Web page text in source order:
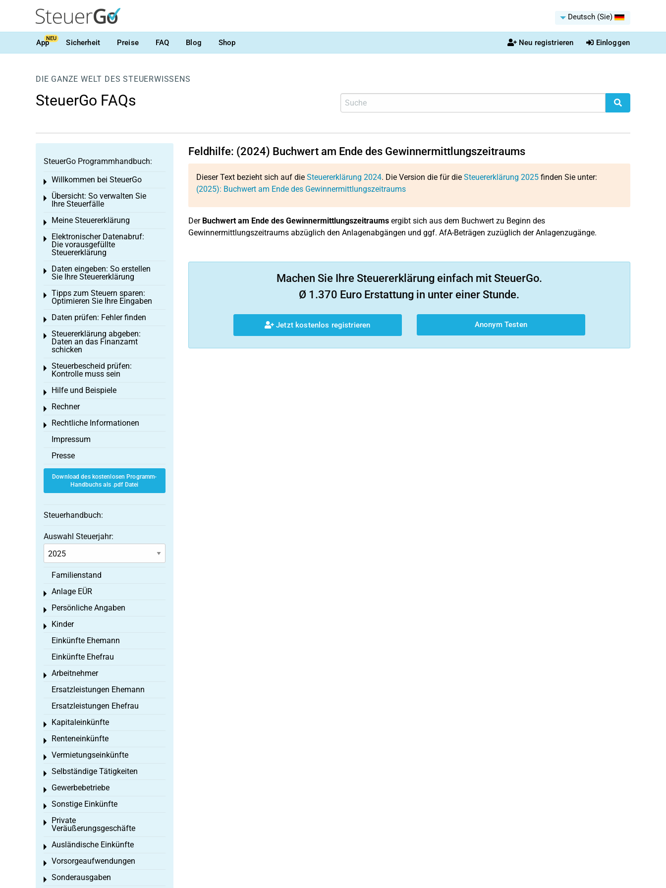
Deutsch (Sie)
AppNEU Sicherheit Preise FAQ Blog Shop Neu registrieren Einloggen
DIE GANZE WELT DES STEUERWISSENS
SteuerGo FAQs
Feldhilfe: (2024) Buchwert am Ende des Gewinnermittlungszeitraums
Dieser Text bezieht sich auf die Steuererklärung 2024. Die Version die für die Steuererklärung 2025finden Sie unter:
(2025): Buchwert am Ende des Gewinnermittlungszeitraums
Der Buchwert am Ende des Gewinnermittlungszeitraumsergibt sich aus dem Buchwert zu Beginn des
Gewinnermittlungszeitraums abzüglich den Anlagenabgängen und ggf. AfA-Beträgen zuzüglich der Anlagenzugänge.
Machen Sie Ihre Steuererklärung einfach mit SteuerGo.
Ø 1.370 Euro Erstattung in unter einer Stunde.
Jetzt kostenlos registrieren Anonym Testen
SteuerGo Programmhandbuch:
Willkommen bei SteuerGo
Toggle menu
Übersicht: So verwalten Sie
Ihre Steuerfälle
Toggle menu
Meine Steuererklärung
Toggle menu
Elektronischer Datenabruf:
Die vorausgefüllte
Steuererklärung
Toggle menu
Daten eingeben: So erstellen
Sie Ihre Steuererklärung
Toggle menu
Tipps zum Steuern sparen:
Optimieren Sie Ihre Eingaben
Toggle menu
Daten prüfen: Fehler finden
Toggle menu
Steuererklärung abgeben:
Daten an das Finanzamt
schicken
Toggle menu
Steuerbescheid prüfen:
Kontrolle muss sein
Toggle menu
Hilfe und Beispiele
Toggle menu
Rechner
Toggle menu
Rechtliche Informationen
Toggle menu
Impressum
Presse
Download des kostenlosen Programm-
Handbuchs als .pdf Datei
Steuerhandbuch:
Auswahl Steuerjahr:
Familienstand
Anlage EÜR
Toggle menu
Persönliche Angaben
Toggle menu
Kinder
Toggle menu
Einkünfte Ehemann
Einkünfte Ehefrau
Arbeitnehmer
Toggle menu
Ersatzleistungen Ehemann
Ersatzleistungen Ehefrau
Kapitaleinkünfte
Toggle menu
Renteneinkünfte
Toggle menu
Vermietungseinkünfte
Toggle menu
Selbständige Tätigkeiten
Toggle menu
Gewerbebetriebe
Toggle menu
Sonstige Einkünfte
Toggle menu
Private
Veräußerungsgeschäfte
Toggle menu
Ausländische Einkünfte
Toggle menu
Vorsorgeaufwendungen
Toggle menu
Sonderausgaben
Toggle menu